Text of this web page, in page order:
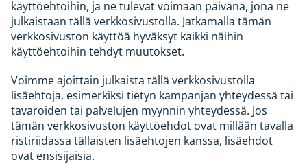
käyttöehtoihin, ja ne tulevat voimaan päivänä, jona ne
julkaistaan tällä verkkosivustolla. Jatkamalla tämän
verkkosivuston käyttöä hyväksyt kaikki näihin
käyttöehtoihin tehdyt muutokset.
Voimme ajoittain julkaista tällä verkkosivustolla
lisäehtoja, esimerkiksi tietyn kampanjan yhteydessä tai
tavaroiden tai palvelujen myynnin yhteydessä. Jos
tämän verkkosivuston käyttöehdot ovat millään tavalla
ristiriidassa tällaisten lisäehtojen kanssa, lisäehdot
ovat ensisijaisia.